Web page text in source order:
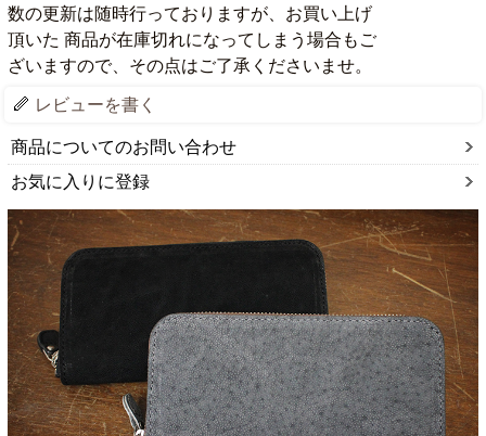
数の更新は随時行っておりますが、お買い上げ
頂いた 商品が在庫切れになってしまう場合もご
ざいますので、その点はご了承くださいませ。
レビューを書く
商品についてのお問い合わせ
お気に入りに登録